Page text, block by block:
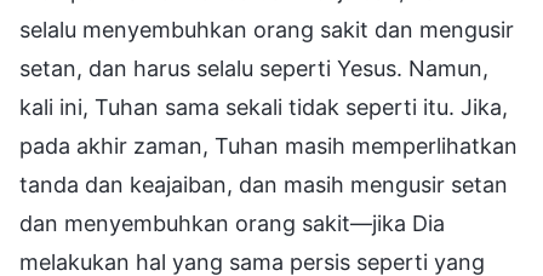
selalu menyembuhkan orang sakit dan mengusir
setan, dan harus selalu seperti Yesus. Namun,
kali ini, Tuhan sama sekali tidak seperti itu. Jika,
pada akhir zaman, Tuhan masih memperlihatkan
tanda dan keajaiban, dan masih mengusir setan
dan menyembuhkan orang sakit—jika Dia
melakukan hal yang sama persis seperti yang